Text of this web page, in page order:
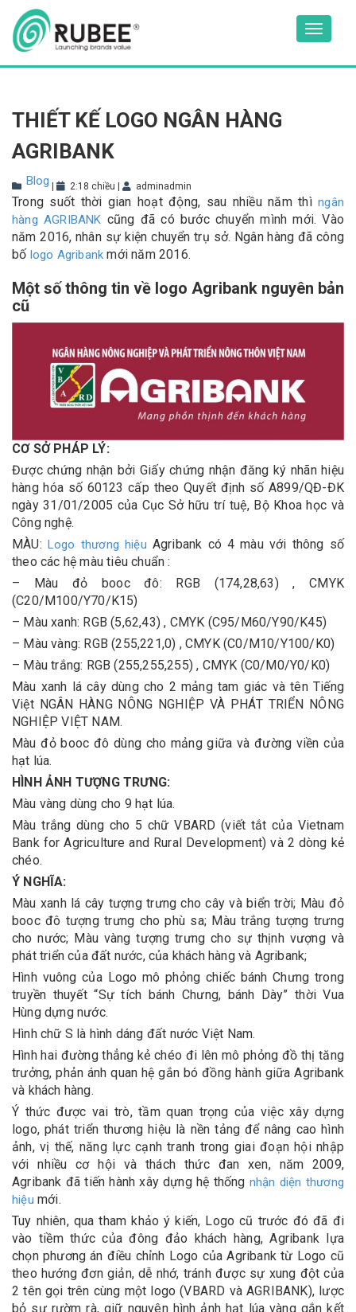
content
Toggle
THIẾT KẾ LOGO NGÂN HÀNG
AGRIBANK
Blog 2:18 chiều adminadmin
Trong suốt thời gian hoạt động, sau nhiều năm thìngân
hàng AGRIBANK cũng đã có bước chuyển mình mới. Vào
năm 2016, nhân sự kiện chuyển trụ sở. Ngân hàng đã công
bố logo Agribank mới năm 2016.
Một số thông tin về logo Agribank nguyên bản
cũ
CƠ SỞ PHÁP LÝ:
Được chứng nhận bởi Giấy chứng nhận đăng ký nhãn hiệu
hàng hóa số 60123 cấp theo Quyết định số A899/QĐ-ĐK
ngày 31/01/2005 của Cục Sở hữu trí tuệ, Bộ Khoa học và
Công nghệ.
MÀU: Logo thương hiệu Agribank có 4 màu với thông số
theo các hệ màu tiêu chuẩn :
– Màu đỏ booc đô: RGB (174,28,63) , CMYK
(C20/M100/Y70/K15)
– Màu xanh: RGB (5,62,43) , CMYK (C95/M60/Y90/K45)
– Màu vàng: RGB (255,221,0) , CMYK (C0/M10/Y100/K0)
– Màu trắng: RGB (255,255,255) , CMYK (C0/M0/Y0/K0)
Màu xanh lá cây dùng cho 2 mảng tam giác và tên Tiếng
Việt NGÂN HÀNG NÔNG NGHIỆP VÀ PHÁT TRIỂN NÔNG
NGHIỆP VIỆT NAM.
Màu đỏ booc đô dùng cho mảng giữa và đường viền của
hạt lúa.
HÌNH ẢNH TƯỢNG TRƯNG:
Màu vàng dùng cho 9 hạt lúa.
Màu trắng dùng cho 5 chữ VBARD (viết tắt của Vietnam
Bank for Agriculture and Rural Development) và 2 dòng kẻ
chéo.
Ý NGHĨA:
Màu xanh lá cây tượng trưng cho cây và biển trời; Màu đỏ
booc đô tượng trưng cho phù sa; Màu trắng tượng trưng
cho nước; Màu vàng tượng trưng cho sự thịnh vượng và
phát triển của đất nước, của khách hàng và Agribank;
Hình vuông của Logo mô phỏng chiếc bánh Chưng trong
truyền thuyết “Sự tích bánh Chưng, bánh Dày” thời Vua
Hùng dựng nước.
Hình chữ S là hình dáng đất nước Việt Nam.
Hình hai đường thẳng kẻ chéo đi lên mô phỏng đồ thị tăng
trưởng, phản ánh quan hệ gắn bó đồng hành giữa Agribank
và khách hàng.
Ý thức được vai trò, tầm quan trọng của việc xây dựng
logo, phát triển thương hiệu là nền tảng để nâng cao hình
ảnh, vị thế, năng lực cạnh tranh trong giai đoạn hội nhập
với nhiều cơ hội và thách thức đan xen, năm 2009,
Agribank đã tiến hành xây dựng hệ thống nhận diện thương
hiệu mới.
Tuy nhiên, qua tham khảo ý kiến, Logo cũ trước đó đã đi
vào tiềm thức của đông đảo khách hàng, Agribank lựa
chọn phương án điều chỉnh Logo của Agribank từ Logo cũ
theo hướng đơn giản, dễ nhớ, tránh được sự xung đột của
2 tên gọi trên cùng một logo (VBARD và AGRIBANK), lược
bỏ sự rườm rà, giữ nguyên hình ảnh hạt lúa vàng gắn kết